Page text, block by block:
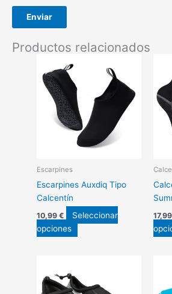
Productos relacionados
Escarpines
Escarpines Auxdiq Tipo
Calcentín
10,99€
Seleccionar
opciones
variantes.
17,99